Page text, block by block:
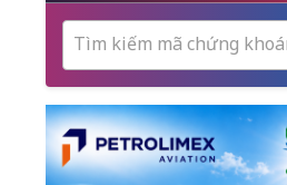
Tìm kiếm mã chứng